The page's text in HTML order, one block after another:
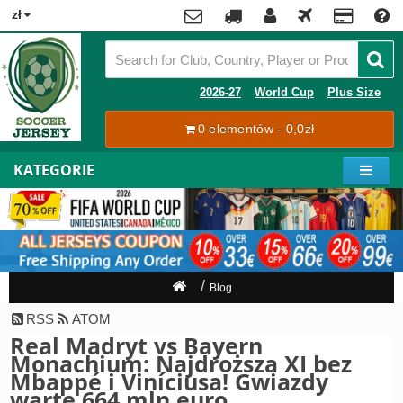
zł
Contact
Tracking
Moje
konto
Rejestracja
się
Shipping
Payment
2026-27 World Cup Plus Size
0 elementów - 0,0zł
x
KATEGORIE
Premier
League
La
Liga
Bundesliga
Serie
A
Ligue
1
Pilkarze
Mistrzostwa
Świata
2026
Blog
RSS ATOM
Real Madryt vs Bayern
Monachium: Najdroższa XI bez
Mbappé i Viníciusa! Gwiazdy